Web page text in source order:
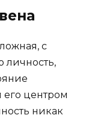
с
личность,
центром
никак